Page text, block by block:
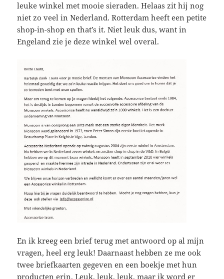
leuke winkel met mooie sieraden. Helaas zit hij nog
niet zo veel in Nederland. Rotterdam heeft een petite
shop-in-shop en that’s it. Niet leuk dus, want in
Engeland zie je deze winkel wel overal.
En ik kreeg een brief terug met antwoord op al mijn
vragen, heel erg leuk! Daarnaast hebben ze me ook
twee briefkaarten gegeven en een boekje met hun
producten erin. Leuk, leuk, leuk, maar ik word er